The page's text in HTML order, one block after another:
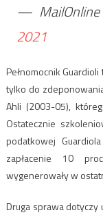
— MailOnline
2021
Pełnomocnik
tylko do
Ahli (2003-05),
Ostatecznie
podatkowej
zapłacenie 10
wygenerowały w
Druga sprawa dotyczy